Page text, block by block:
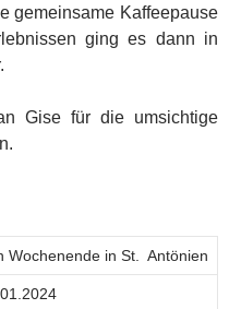
gemeinsame Kaffeepause
ging es dann in
Gise für die umsichtige
Wochenende in St. Antönien